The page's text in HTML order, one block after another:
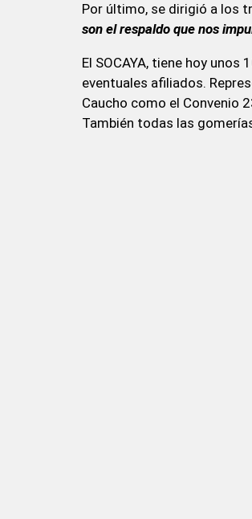
Por último, se dirigió a los
son el respaldo que nos
El SOCAYA, tiene hoy
eventuales afiliados.
Caucho como el Convenio
También todas las